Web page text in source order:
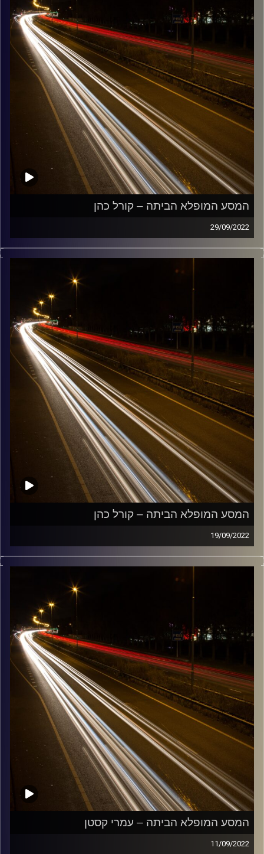
המסע המופלא הביתה – קורל כהן
29/09/2022
מוזיקה שתלווה אותנו אחרי יום עבודה ארוך ותחזיר אותנו
הביתה בשלום עם קורל כהן.
קרדיט תמונות:
המסע המופלא הביתה – קורל כהן
19/09/2022
מוזיקה שתלווה אותנו אחרי יום עבודה ארוך ותחזיר אותנו
הביתה בשלום עם קורל כהן.
קרדיט תמונות:
המסע המופלא הביתה – עמרי קסטן
11/09/2022